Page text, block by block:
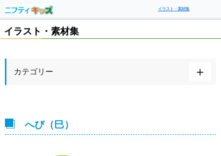
イラスト・素材集
イラスト・素材集
カテゴリー
へび（巳）